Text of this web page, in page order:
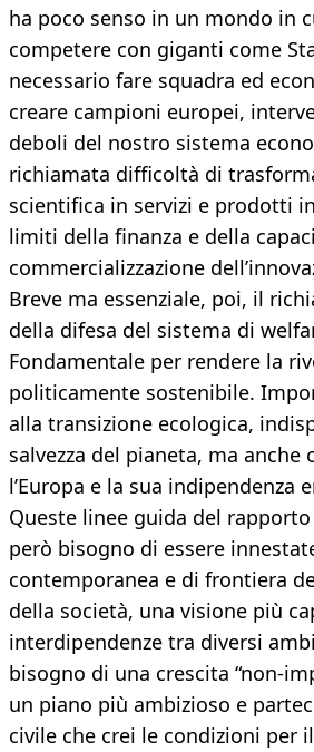
ha poco senso in un mondo in
competere con giganti come
necessario fare squadra ed
creare campioni europei,
deboli del nostro sistema
richiamata difficoltà di
scientifica in servizi e prodotti
limiti della finanza e della
commercializzazione
Breve ma essenziale, poi, il
della difesa del sistema di
Fondamentale per rendere la
politicamente sostenibile.
alla transizione ecologica,
salvezza del pianeta, ma
l’Europa e la sua indipendenza
Queste linee guida del
però bisogno di essere
contemporanea e di frontiera
della società, una visione più
interdipendenze tra diversi
bisogno di una crescita “non-
un piano più ambizioso e
civile che crei le condizioni per